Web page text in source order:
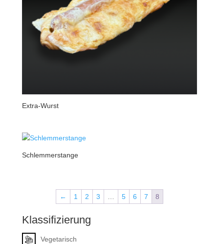
Extra-Wurst
Schlemmerstange
← 1 2 3 5 6 7 8
Klassifizierung
Vegetarisch